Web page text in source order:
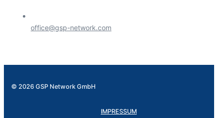
office@gsp-network.com
© 2026 GSP Network GmbH
IMPRESSUM